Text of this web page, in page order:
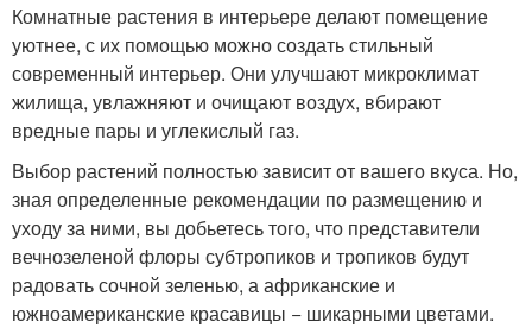
Комнатные растения в интерьере делают помещение
уютнее, с их помощью можно создать стильный
современный интерьер. Они улучшают микроклимат
жилища, увлажняют и очищают воздух, вбирают
вредные пары и углекислый газ.
Выбор растений полностью зависит от вашего вкуса. Но,
зная определенные рекомендации по размещению и
уходу за ними, вы добьетесь того, что представители
вечнозеленой флоры субтропиков и тропиков будут
радовать сочной зеленью, а африканские и
южноамериканские красавицы − шикарными цветами.